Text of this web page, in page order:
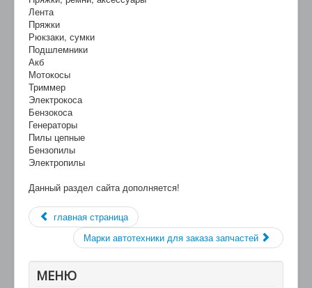
Лента
Пряжки
Рюкзаки, сумки
Подшлемники
Акб
Мотокосы
Триммер
Электрокоса
Бензокоса
Генераторы
Пилы цепные
Бензопилы
Электропилы
Данный раздел сайта дополняется!
главная страница
Марки автотехники для заказа запчастей
МЕНЮ